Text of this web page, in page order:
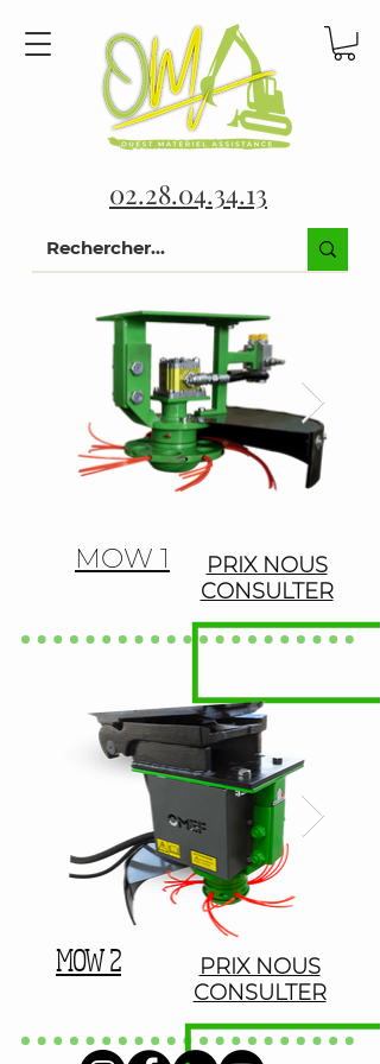
02.28.04.34.13
MOW 1
PRIX NOUS
CONSULTER
MOW 2
PRIX NOUS
CONSULTER